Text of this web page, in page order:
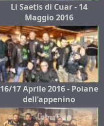
Li Saetis di Cuar - 14
Maggio 2016
16/17 Aprile 2016 - Poiane
dell'appenino